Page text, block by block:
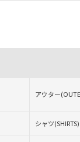
アウター
シャツ(SHIRTS)